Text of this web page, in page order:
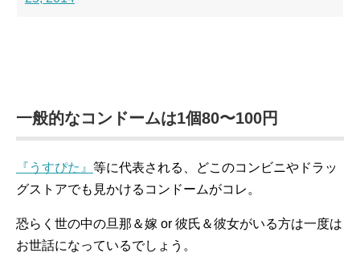
一般的なコンドームは1個80〜100円
『うすぴた』 等に代表される、どこのコンビニやドラッ
グストアでも見かけるコンドームがコレ。
恐らく世の中の旦那＆嫁 or 彼氏＆彼女がいる方は一度は
お世話になっているでしょう。